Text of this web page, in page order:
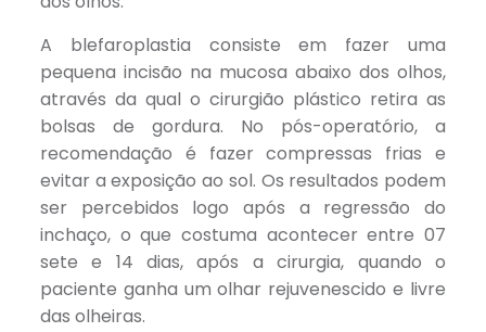
A blefaroplastia consiste em fazer uma
pequena incisão na mucosa abaixo dos olhos,
através da qual o cirurgião plástico retira as
bolsas de gordura. No pós-operatório, a
recomendação é fazer compressas frias e
evitar a exposição ao sol. Os resultados podem
ser percebidos logo após a regressão do
inchaço, o que costuma acontecer entre 07
sete e 14 dias, após a cirurgia, quando o
paciente ganha um olhar rejuvenescido e livre
das olheiras.